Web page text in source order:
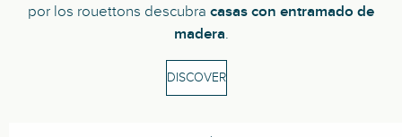
por los rouettons descubra casas con entramado de
madera.
DISCOVER